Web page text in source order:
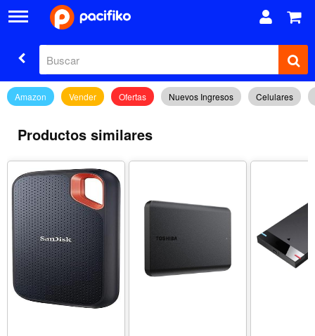
Amazon Vender Ofertas Nuevos Ingresos Celulares
Productos similares